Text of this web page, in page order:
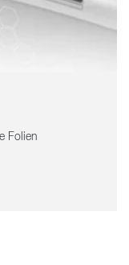
Folien